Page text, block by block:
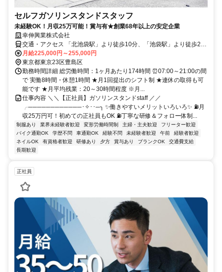
セルフガソリンスタンドスタッフ
未経験OK！月収25万可能！賞与有★創業68年以上の安定企業
幸伸興業株式会社
交通・アクセス 「北池袋駅」より徒歩10分、「池袋駅」より徒歩20
分◆交通費支給！
月給225,000円～255,000円
東京都東京23区豊島区
勤務時間詳細 総労働時間：1ヶ月あたり174時間 ⏰07:00～21:00の間
で 実働8時間・休憩1時間 ★月1回提出のシフト制 ★連休の取得も可
能です ★月平均残業：20～30時間程度 ※月...
仕事内容 ＼＼【正社員】ガソリンスタンドstaff ／／
╭────────────･✧･･─╮ ✨働きやすいメリットいろいろ✨ ⛽月
収25万円可！初めての正社員もOK ⛽丁寧な研修＆フォロー体制...
制服あり 業界未経験者歓迎 変形労働時間制 主婦・主夫歓迎
フリーター歓迎
バイク通勤OK
学歴不問 車通勤OK 経験不問 未経験者歓迎 午前
経験者歓迎
ネイルOK
有資格者歓迎 研修あり 夕方 賞与あり ブランクOK
交通費支給
長期歓迎
正社員